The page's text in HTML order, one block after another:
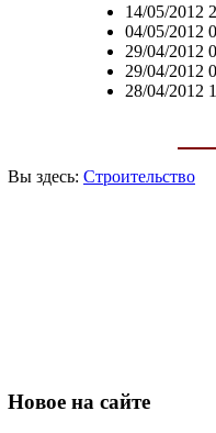
14/05/2012
04/05/2012
29/04/2012
29/04/2012
28/04/2012
Вы здесь: Строительство
Новое на сайте